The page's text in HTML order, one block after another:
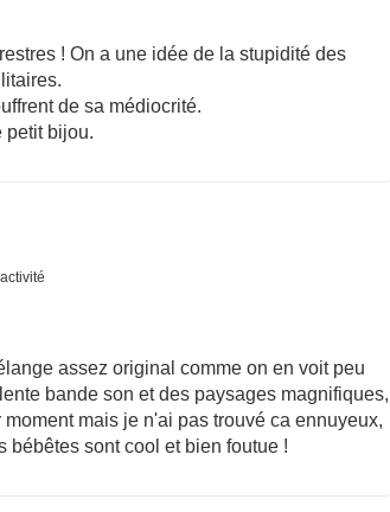
! On a une idée de la stupidité des
de sa médiocrité.
petit bijou.
assez original comme on en voit peu
bande son et des paysages magnifiques,
mais je n'ai pas trouvé ca ennuyeux,
bébêtes sont cool et bien foutue !